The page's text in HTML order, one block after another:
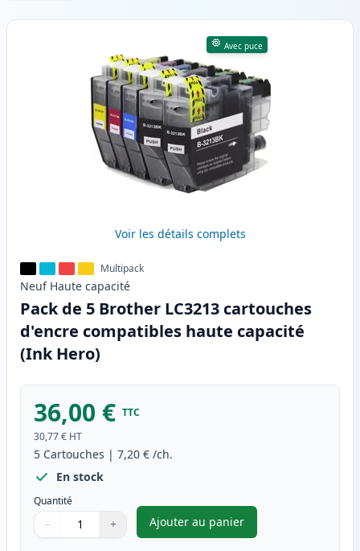
Produits
Avec puce
Voir les détails complets
Multipack
Neuf Haute capacité
Pack de 5 Brother LC3213 cartouches
d'encre compatibles haute capacité
(Ink Hero)
36,00 € TTC
30,77 € HT
5 Cartouches | 7,20 € /ch.
En stock
Quantité
Quantité
Utilisez les boutons pour ajuster
− +
Quantité
Ajouter au panier
,Pack de 5 Brother LC3213